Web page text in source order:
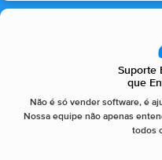
Suporte
que
Não é só vender software, é
Nossa equipe não apenas
todos